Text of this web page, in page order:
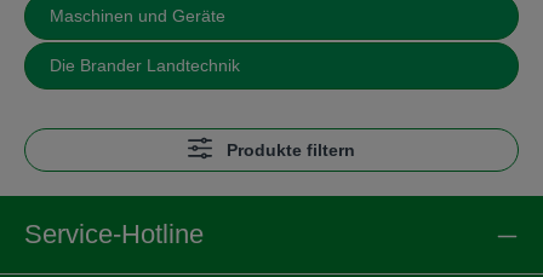
Maschinen und Geräte
Die Brander Landtechnik
Produkte filtern
Service-Hotline